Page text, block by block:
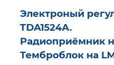
Электроный
TDA1524A.
Радиоприёмник
Темброблок на